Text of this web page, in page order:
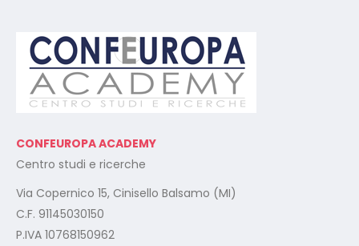
CONFEUROPA ACADEMY
Centro studi e ricerche
Via Copernico 15, Cinisello Balsamo (MI)
C.F. 91145030150
P.IVA 10768150962